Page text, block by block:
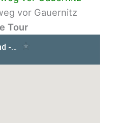
vor Gauernitz
Tour